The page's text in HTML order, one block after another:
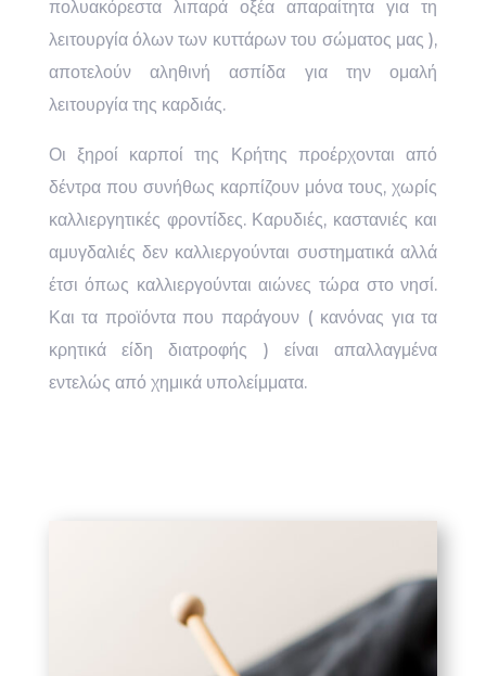
πολυακόρεστα λιπαρά οξέα απαραίτητα για τη
λειτουργία όλων των κυττάρων του σώματος μας ),
αποτελούν αληθινή ασπίδα για την ομαλή
λειτουργία της καρδιάς.
Οι ξηροί καρποί της Κρήτης προέρχονται από
δέντρα που συνήθως καρπίζουν μόνα τους, χωρίς
καλλιεργητικές φροντίδες. Καρυδιές, καστανιές και
αμυγδαλιές δεν καλλιεργούνται συστηματικά αλλά
έτσι όπως καλλιεργούνται αιώνες τώρα στο νησί.
Και τα προϊόντα που παράγουν ( κανόνας για τα
κρητικά είδη διατροφής ) είναι απαλλαγμένα
εντελώς από χημικά υπολείμματα.